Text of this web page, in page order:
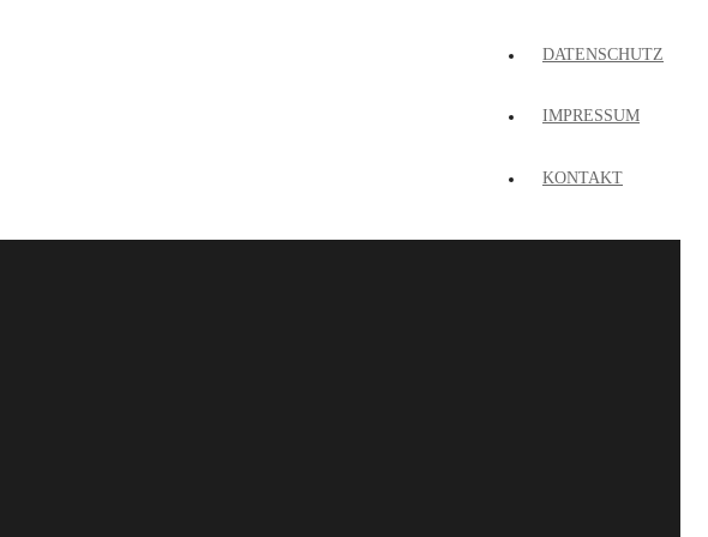
DATENSCHUTZ
IMPRESSUM
KONTAKT